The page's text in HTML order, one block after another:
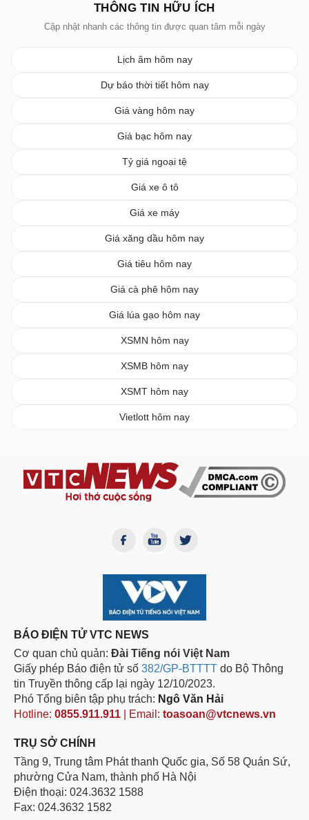
THÔNG TIN HỮU ÍCH
Cập nhật nhanh các thông tin được quan tâm mỗi ngày
Lịch âm hôm nay
Dự báo thời tiết hôm nay
Giá vàng hôm nay
Giá bạc hôm nay
Tỷ giá ngoại tệ
Giá xe ô tô
Giá xe máy
Giá xăng dầu hôm nay
Giá tiêu hôm nay
Giá cà phê hôm nay
Giá lúa gạo hôm nay
XSMN hôm nay
XSMB hôm nay
XSMT hôm nay
Vietlott hôm nay
BÁO ĐIỆN TỬ VTC NEWS
Cơ quan chủ quản: Đài Tiếng nói Việt Nam
Giấy phép Báo điện tử số 382/GP-BTTTT do Bộ Thông
tin Truyền thông cấp lại ngày 12/10/2023.
Phó Tổng biên tập phụ trách: Ngô Văn Hải
Hotline: 0855.911.911 | Email: toasoan@vtcnews.vn
TRỤ SỞ CHÍNH
Tầng 9, Trung tâm Phát thanh Quốc gia, Số 58 Quán Sứ,
phường Cửa Nam, thành phố Hà Nội
Điện thoại: 024.3632 1588
Fax: 024.3632 1582